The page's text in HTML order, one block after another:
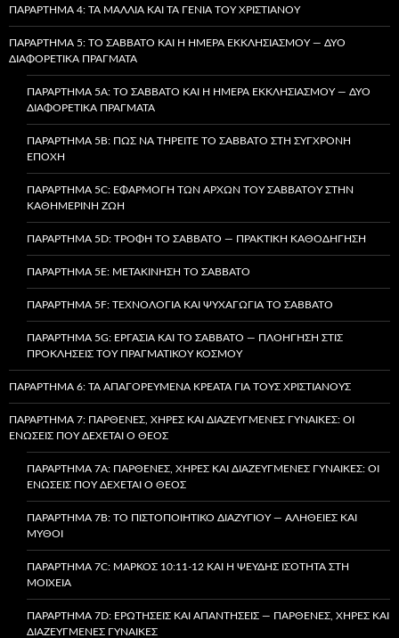
ΠΑΡΆΡΤΗΜΑ 4: ΤΑ ΜΑΛΛΙΆ ΚΑΙ ΤΑ ΓΈΝΙΑ ΤΟΥ ΧΡΙΣΤΙΑΝΟΎ
ΠΑΡΆΡΤΗΜΑ 5: ΤΟ ΣΆΒΒΑΤΟ ΚΑΙ Η ΗΜΈΡΑ ΕΚΚΛΗΣΙΑΣΜΟΎ — ΔΎΟ
ΔΙΑΦΟΡΕΤΙΚΆ ΠΡΆΓΜΑΤΑ
ΠΑΡΆΡΤΗΜΑ 5A: ΤΟ ΣΆΒΒΑΤΟ ΚΑΙ Η ΗΜΈΡΑ ΕΚΚΛΗΣΙΑΣΜΟΎ — ΔΎΟ
ΔΙΑΦΟΡΕΤΙΚΆ ΠΡΆΓΜΑΤΑ
ΠΑΡΆΡΤΗΜΑ 5B: ΠΏΣ ΝΑ ΤΗΡΕΊΤΕ ΤΟ ΣΆΒΒΑΤΟ ΣΤΗ ΣΎΓΧΡΟΝΗ
ΕΠΟΧΉ
ΠΑΡΆΡΤΗΜΑ 5C: ΕΦΑΡΜΟΓΉ ΤΩΝ ΑΡΧΏΝ ΤΟΥ ΣΑΒΒΆΤΟΥ ΣΤΗΝ
ΚΑΘΗΜΕΡΙΝΉ ΖΩΉ
ΠΑΡΆΡΤΗΜΑ 5D: ΤΡΟΦΉ ΤΟ ΣΆΒΒΑΤΟ — ΠΡΑΚΤΙΚΉ ΚΑΘΟΔΉΓΗΣΗ
ΠΑΡΆΡΤΗΜΑ 5E: ΜΕΤΑΚΊΝΗΣΗ ΤΟ ΣΆΒΒΑΤΟ
ΠΑΡΆΡΤΗΜΑ 5F: ΤΕΧΝΟΛΟΓΊΑ ΚΑΙ ΨΥΧΑΓΩΓΊΑ ΤΟ ΣΆΒΒΑΤΟ
ΠΑΡΆΡΤΗΜΑ 5G: ΕΡΓΑΣΊΑ ΚΑΙ ΤΟ ΣΆΒΒΑΤΟ — ΠΛΟΉΓΗΣΗ ΣΤΙΣ
ΠΡΟΚΛΉΣΕΙΣ ΤΟΥ ΠΡΑΓΜΑΤΙΚΟΎ ΚΌΣΜΟΥ
ΠΑΡΆΡΤΗΜΑ 6: ΤΑ ΑΠΑΓΟΡΕΥΜΈΝΑ ΚΡΈΑΤΑ ΓΙΑ ΤΟΥΣ ΧΡΙΣΤΙΑΝΟΎΣ
ΠΑΡΆΡΤΗΜΑ 7: ΠΑΡΘΈΝΕΣ, ΧΉΡΕΣ ΚΑΙ ΔΙΑΖΕΥΓΜΈΝΕΣ ΓΥΝΑΊΚΕΣ: ΟΙ
ΕΝΏΣΕΙΣ ΠΟΥ ΔΈΧΕΤΑΙ Ο ΘΕΌΣ
ΠΑΡΆΡΤΗΜΑ 7A: ΠΑΡΘΈΝΕΣ, ΧΉΡΕΣ ΚΑΙ ΔΙΑΖΕΥΓΜΈΝΕΣ ΓΥΝΑΊΚΕΣ: ΟΙ
ΕΝΏΣΕΙΣ ΠΟΥ ΔΈΧΕΤΑΙ Ο ΘΕΌΣ
ΠΑΡΆΡΤΗΜΑ 7B: ΤΟ ΠΙΣΤΟΠΟΙΗΤΙΚΌ ΔΙΑΖΥΓΊΟΥ — ΑΛΉΘΕΙΕΣ ΚΑΙ
ΜΎΘΟΙ
ΠΑΡΆΡΤΗΜΑ 7C: ΜΆΡΚΟΣ 10:11-12 ΚΑΙ Η ΨΕΥΔΉΣ ΙΣΌΤΗΤΑ ΣΤΗ
ΜΟΙΧΕΊΑ
ΠΑΡΆΡΤΗΜΑ 7D: ΕΡΩΤΉΣΕΙΣ ΚΑΙ ΑΠΑΝΤΉΣΕΙΣ — ΠΑΡΘΈΝΕΣ, ΧΉΡΕΣ ΚΑΙ
ΔΙΑΖΕΥΓΜΈΝΕΣ ΓΥΝΑΊΚΕΣ